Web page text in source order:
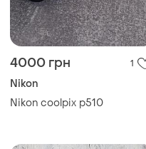
4000 грн 1
Nikon
Nikon coolpix p510